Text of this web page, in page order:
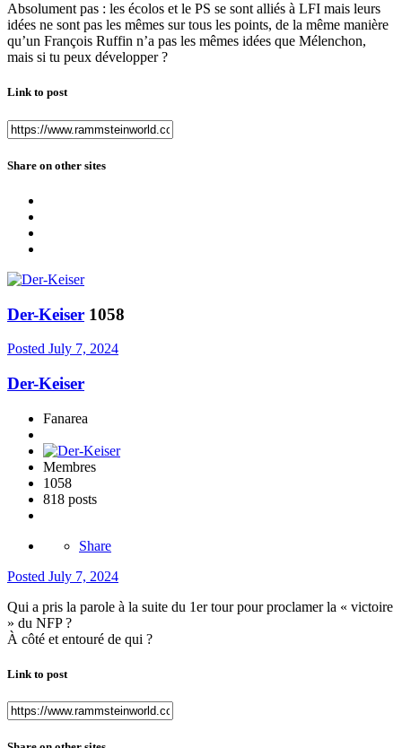
Absolument pas : les écolos et le PS se sont alliés à LFI mais leurs
idées ne sont pas les mêmes sur tous les points, de la même manière
qu’un François Ruffin n’a pas les mêmes idées que Mélenchon,
mais si tu peux développer ?
Link to post
Share on other sites
Der-Keiser 1058
Posted July 7, 2024
Der-Keiser
Fanarea
Membres
1058
818 posts
Share
Posted July 7, 2024
Qui a pris la parole à la suite du 1er tour pour proclamer la « victoire
» du NFP ?
À côté et entouré de qui ?
Link to post